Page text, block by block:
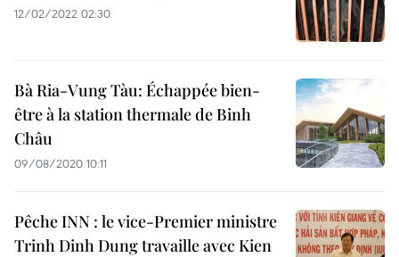
12/02/2022 02:30
Bà Ria-Vung Tàu: Échappée bien-
être à la station thermale de Binh
Châu
09/08/2020 10:11
Pêche INN : le vice-Premier ministre
Trinh Dinh Dung travaille avec Kien